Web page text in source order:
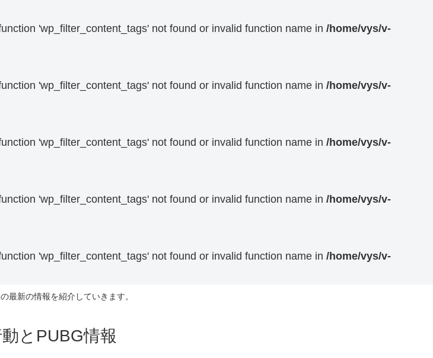
'wp_filter_content_tags' not found or invalid function name in /home/vys/v-
'wp_filter_content_tags' not found or invalid function name in /home/vys/v-
'wp_filter_content_tags' not found or invalid function name in /home/vys/v-
'wp_filter_content_tags' not found or invalid function name in /home/vys/v-
'wp_filter_content_tags' not found or invalid function name in /home/vys/v-
最新の情報を紹介していきます。
とPUBG情報